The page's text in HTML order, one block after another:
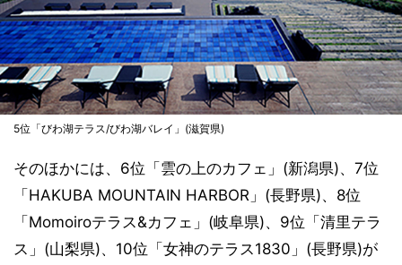
5位「びわ湖テラス/びわ湖バレイ」(滋賀県)
そのほかには、6位「雲の上のカフェ」(新潟県)、7位
「HAKUBA MOUNTAIN HARBOR」(長野県)、8位
「Momoiroテラス&カフェ」(岐阜県)、9位「清里テラ
ス」(山梨県)、10位「女神のテラス1830」(長野県)が